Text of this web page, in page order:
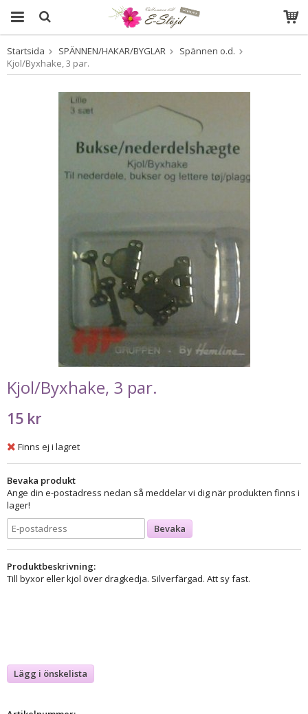
Produkten har blivit tillagd i varukorgen
Startsida SPÄNNEN/HAKAR/BYGLAR
Spännen o.d.
Kjol/Byxhake, 3 par.
Kjol/Byxhake, 3 par.
15 kr
Finns ej i lagret
Bevaka produkt
Ange din e-postadress nedan så meddelar vi dig när produkten finns i
lager!
Bevaka
Produktbeskrivning:
Till byxor eller kjol över dragkedja. Silverfärgad. Att sy fast.
Lägg i önskelista